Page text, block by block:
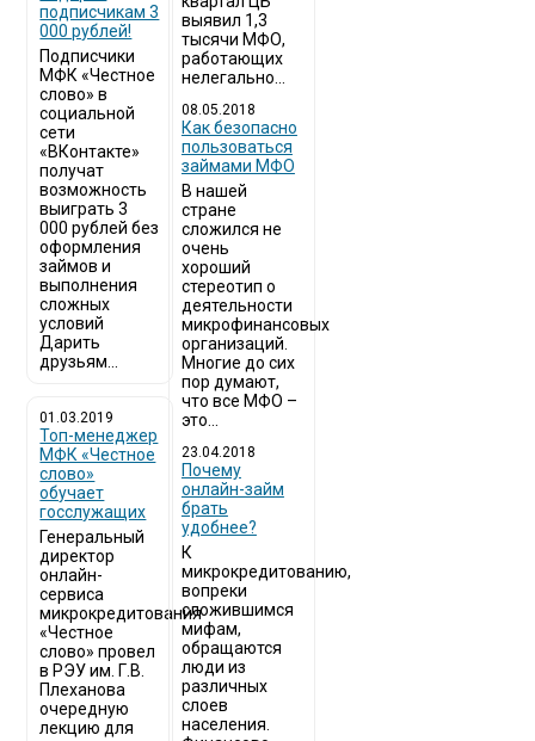
подписчикам 3
000 рублей!
Подписчики
МФК «Честное
слово» в
социальной
сети
«ВКонтакте»
получат
возможность
выиграть 3
000 рублей без
оформления
займов и
выполнения
сложных
условий
Дарить
друзьям...
01.03.2019
Топ-менеджер
МФК «Честное
слово»
обучает
госслужащих
Генеральный
директор
онлайн-
сервиса
микрокредитования
«Честное
слово» провел
в РЭУ им. Г.В.
Плеханова
очередную
лекцию для
выявил 1,3
тысячи МФО,
работающих
нелегально...
08.05.2018
Как безопасно
пользоваться
займами МФО
В нашей
стране
сложился не
очень
хороший
стереотип о
деятельности
микрофинансовых
организаций.
Многие до сих
пор думают,
что все МФО –
это...
23.04.2018
Почему
онлайн-займ
брать
удобнее?
К
микрокредитованию,
вопреки
сложившимся
мифам,
обращаются
люди из
различных
слоев
населения.